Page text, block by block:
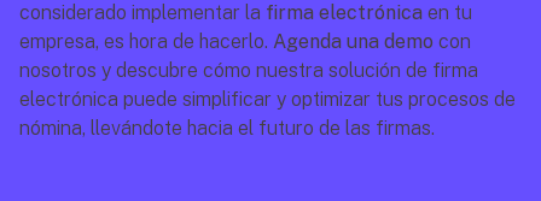
considerado implementar la firma electrónica en tu
empresa, es hora de hacerlo. Agenda una demo con
nosotros y descubre cómo nuestra solución de firma
electrónica puede simplificar y optimizar tus procesos de
nómina, llevándote hacia el futuro de las firmas.